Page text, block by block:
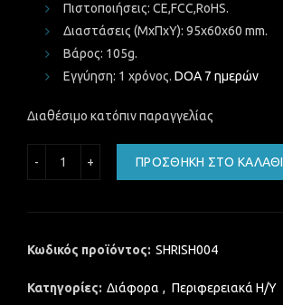
Πιστοποιήσεις: CE,FCC,RoHS.
Διαστάσεις (ΜxΠxΥ): 95x60x60 mm.
Βάρος: 105g.
Εγγύηση: 1 χρόνος. DOA 7 ημερών
Διαθέσιμο κατόπιν παραγγελίας
ΠΡΟΣΘΉΚΗ ΣΤΟ ΚΑΛΆΘΙ
Κωδικός προϊόντος: SHRISH004
Κατηγορίες: Διάφορα , Περιφερειακά Η/Υ